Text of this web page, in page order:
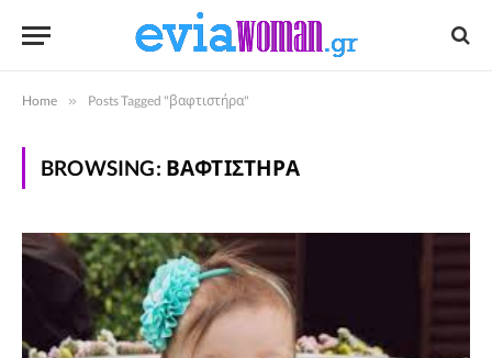
Home » Posts Tagged "βαφτιστήρα"
BROWSING: ΒΑΦΤΙΣΤΉΡΑ